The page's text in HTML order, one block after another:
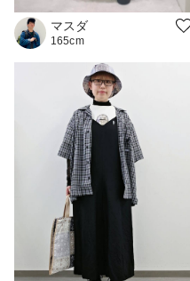
マスダ
165cm